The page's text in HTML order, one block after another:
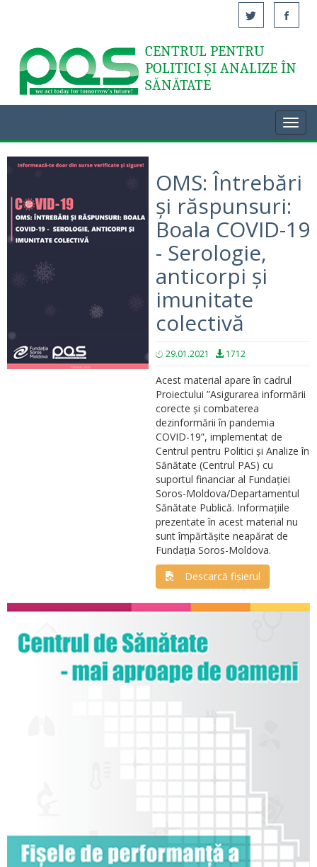
Acasă
CENTRUL PENTRU
POLITICI ȘI ANALIZE ÎN
SĂNĂTATE
OMS: Întrebări
și răspunsuri:
Boala COVID-19
- Serologie,
anticorpi și
imunitate
colectivă
29.01.2021 1712
Acest material apare în cadrul
Proiectului ”Asigurarea informării
corecte și combaterea
dezinformării în pandemia
COVID-19”, implementat de
Centrul pentru Politici și Analize în
Sănătate (Centrul PAS) cu
suportul financiar al Fundației
Soros-Moldova/Departamentul
Sănătate Publică. Informațiile
prezentate în acest material nu
sunt împărtășite neapărat de
Fundația Soros-Moldova.
Descarcă fișierul